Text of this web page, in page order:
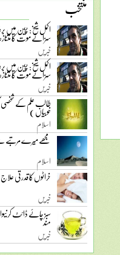
منتخب
اکمل شیخ: چین میں
سزائے موت کا
خبریں
اکمل شیخ: چین میں
سزائے موت کا
خبریں
طالب علم کے
خوبیاں )
اسلام
مجھے میرے مرتبے
اسلام
خراٹوں کا قدرتی علاج
خبریں
سبز چائے ڈائٹ
مند
خبریں